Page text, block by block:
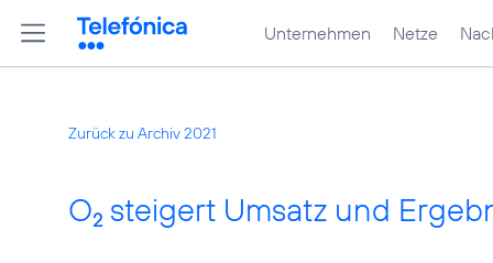
Unternehmen Netze
Zurück zu Archiv 2021
O2 steigert Umsatz und